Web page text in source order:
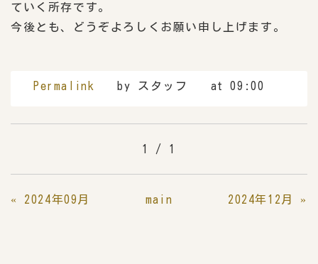
ていく所存です。
今後とも、どうぞよろしくお願い申し上げます。
Permalink by スタッフ at 09:00
1 / 1
« 2024年09月 main 2024年12月 »